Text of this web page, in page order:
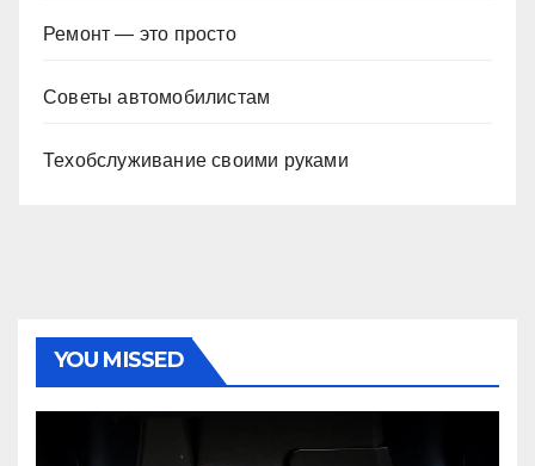
Ремонт — это просто
Советы автомобилистам
Техобслуживание своими руками
YOU MISSED